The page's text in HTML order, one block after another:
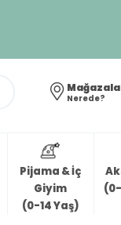
Nerede?
Pijama & İç
Giyim
(0-14 Yaş)